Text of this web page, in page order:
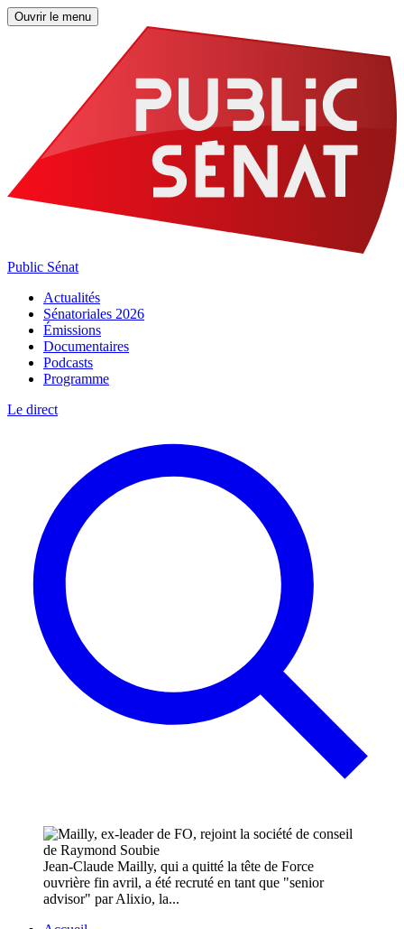
Ouvrir le menu
Public Sénat
Actualités
Sénatoriales 2026
Émissions
Documentaires
Podcasts
Programme
Le direct
Jean-Claude Mailly, qui a quitté la tête de Force
ouvrière fin avril, a été recruté en tant que "senior
advisor" par Alixio, la...